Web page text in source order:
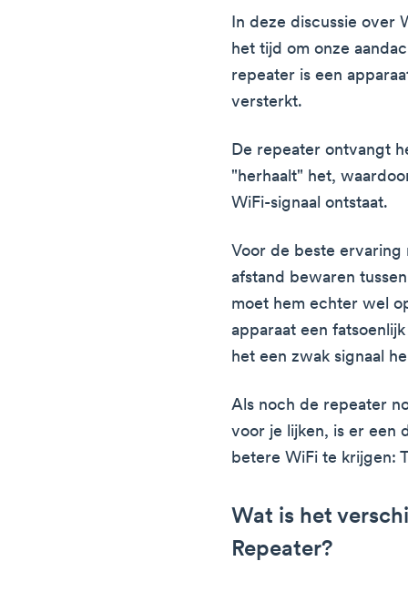
In deze discussie over
het tijd om onze
repeater is een
versterkt.
De repeater ontvangt
"herhaalt" het,
WiFi-signaal ontstaat.
Voor de beste
afstand bewaren
moet hem echter wel
apparaat een
het een zwak signaal
Als noch de repeater
voor je lijken, is er een
betere WiFi te krijgen:
Wat is het
Repeater?